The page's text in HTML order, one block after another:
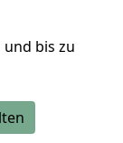
und bis zu